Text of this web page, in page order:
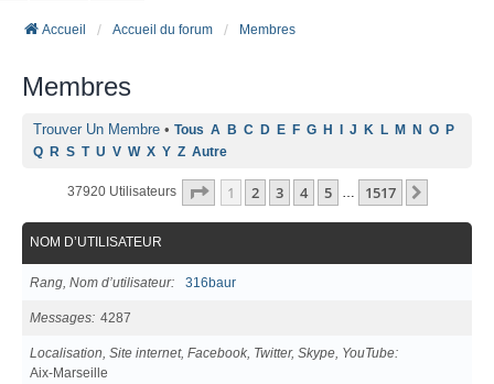
Accueil Accueil du forum Membres
Membres
Trouver Un Membre • Tous A B C D E F G H I J K L M N O P
Q R S T U V W X Y Z Autre
37920 Utilisateurs Page 1Sur1517
1 2 3 4 5 … 1517
NOM D’UTILISATEUR
Rang, Nom d’utilisateur 316baur
Messages 4287
Localisation, Site internet, Facebook, Twitter, Skype, YouTube
Aix-Marseille